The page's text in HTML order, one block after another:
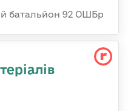
батальйон 92 ОШБр